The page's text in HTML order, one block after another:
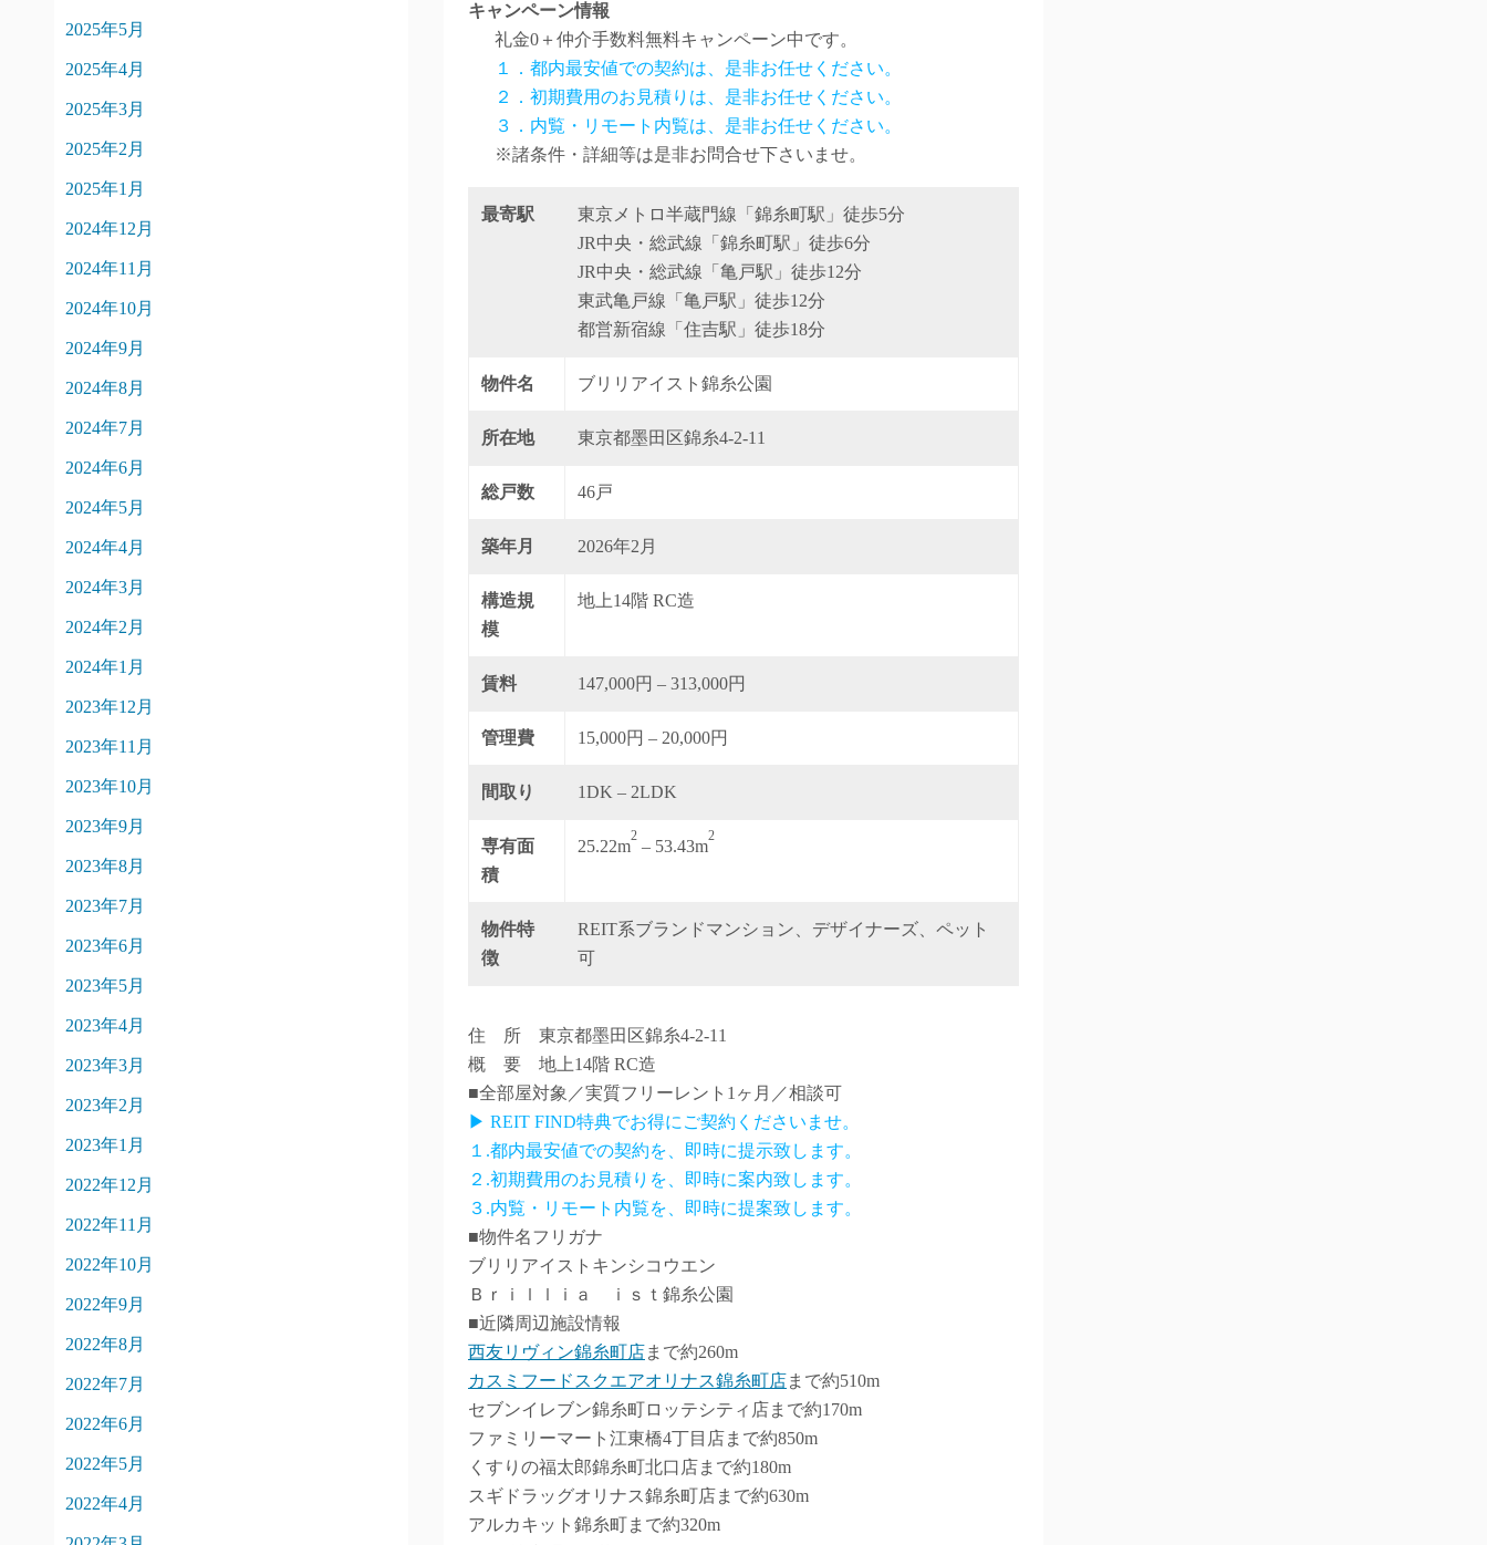
キャンペーン情報
礼金0 ＋仲介手数料無料キャンペーン中です。
１．都内最安値での契約は、是非お任せください。
２．初期費用のお見積りは、是非お任せください。
３．内覧・リモート内覧は、是非お任せください。
※諸条件・詳細等は是非お問合せ下さいませ。
最寄駅
東京メトロ半蔵門線「錦糸町駅」徒歩5分
JR中央・総武線「錦糸町駅」徒歩6分
JR中央・総武線「亀戸駅」徒歩12分
東武亀戸線「亀戸駅」徒歩12分
都営新宿線「住吉駅」徒歩18分
物件名 ブリリアイスト錦糸公園
所在地 東京都墨田区錦糸4-2-11
総戸数 46戸
築年月 2026年2月
構造規
模
地上14階 RC造
賃料 147,000円 – 313,000円
管理費 15,000円 – 20,000円
間取り 1DK – 2LDK
専有面
積
25.22m
2
– 53.43m
2
物件特
徴
REIT系ブランドマンション、デザイナーズ、ペット
可
住 所 東京都墨田区錦糸4-2-11
概 要 地上14階 RC造
■全部屋対象／実質フリーレント1ヶ月／相談可
▶ REIT FIND特典でお得にご契約くださいませ。
１.都内最安値での契約を、即時に提示致します。
２.初期費用のお見積りを、即時に案内致します。
３.内覧・リモート内覧を、即時に提案致します。
■物件名フリガナ
ブリリアイストキンシコウエン
Ｂｒｉｌｌｉａ ｉｓｔ錦糸公園
■近隣周辺施設情報
西友リヴィン錦糸町店まで約260m
カスミフードスクエアオリナス錦糸町店まで約510m
セブンイレブン錦糸町ロッテシティ店まで約170m
ファミリーマート江東橋4丁目店まで約850m
くすりの福太郎錦糸町北口店まで約180m
スギドラッグオリナス錦糸町店まで約630m
アルカキット錦糸町まで約320m
2025年5月
2025年4月
2025年3月
2025年2月
2025年1月
2024年12月
2024年11月
2024年10月
2024年9月
2024年8月
2024年7月
2024年6月
2024年5月
2024年4月
2024年3月
2024年2月
2024年1月
2023年12月
2023年11月
2023年10月
2023年9月
2023年8月
2023年7月
2023年6月
2023年5月
2023年4月
2023年3月
2023年2月
2023年1月
2022年12月
2022年11月
2022年10月
2022年9月
2022年8月
2022年7月
2022年6月
2022年5月
2022年4月